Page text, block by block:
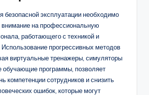
безопасной эксплуатации необходимо
внимание на профессиональную
работающего с техникой и
прогрессивных методов
виртуальные тренажеры, симуляторы
обучающие программы, позволяет
компетенции сотрудников и снизить
ошибок, которые могут